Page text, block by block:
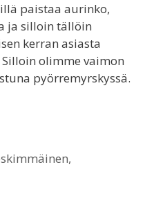
paistaa aurinko,
ja silloin tällöin
kerran asiasta
olimme vaimon
pyörremyrskyssä.
,